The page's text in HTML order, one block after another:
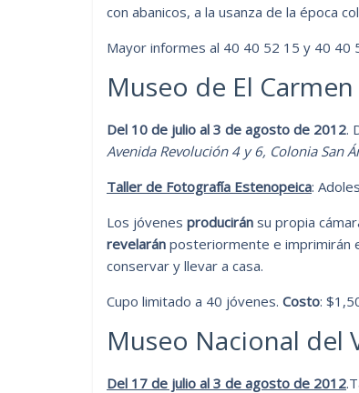
con abanicos, a la usanza de la época
Mayor informes al 40 40 52 15 y 40 40
Museo de El Carmen
Del 10 de julio al 3 de agosto de 2012.
Avenida Revolución 4 y 6, Colonia San
Taller de Fotografía Estenopeica:
Los jóvenes producirán su propia
revelarán posteriormente e imprimirán
conservar y llevar a casa.
Cupo limitado a 40 jóvenes. Costo:
Museo Nacional del
Del 17 de julio al 3 de agosto de 2012